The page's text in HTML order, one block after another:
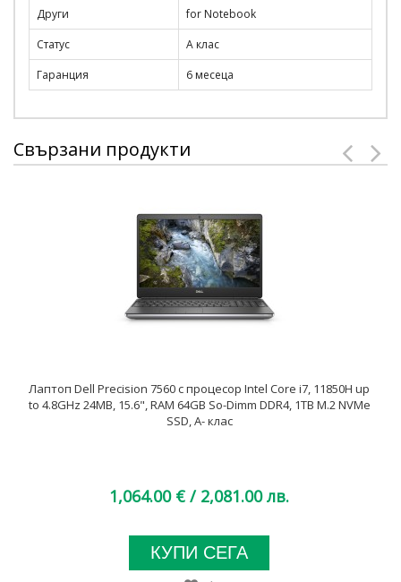
Други
for Notebook
Статус
А клас
Гаранция
6 месеца
Свързани продукти
Лаптоп Dell Precision 7560 с процесор Intel Core i7, 11850H up
to 4.8GHz 24MB, 15.6", RAM 64GB So-Dimm DDR4, 1TB M.2 NVMe
SSD, A- клас
1,064.00 € / 2,081.00 лв.
КУПИ СЕГА